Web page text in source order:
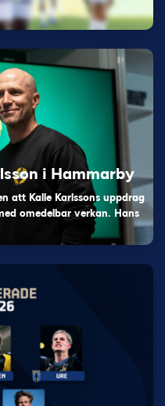
i Hammarby
att Kalle Karlssons uppdrag
omedelbar verkan. Hans